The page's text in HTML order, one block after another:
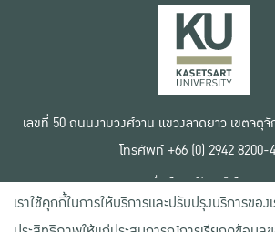
เลขที่ 50 ถนนงามวงศ์วาน แขวงลาดยาว เขตจตุ
โทรศัพท์ +66 (0) 2942 8200-
เงื่อนไขการใช้งานเว็บไซต์
ข้อตกลงด้านสิทธิ์ใช้งาน
นโยบายความเป็นส่วนตัว
เราใช้คุกกี้ในการให้บริการและปรับปรุงบริการขอ